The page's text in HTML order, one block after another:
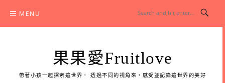
content
MENU
果果愛Fruitlove
帶著小孩一起探索這世界， 透過不同的視角來，感受並記錄這世界的美好